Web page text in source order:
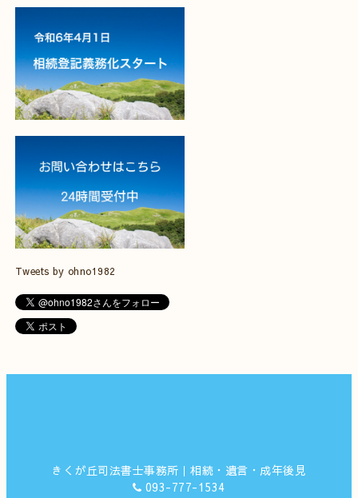
Tweets by ohno1982
きくが丘司法書士事務所｜相続・遺言・成年後見
093-777-1534